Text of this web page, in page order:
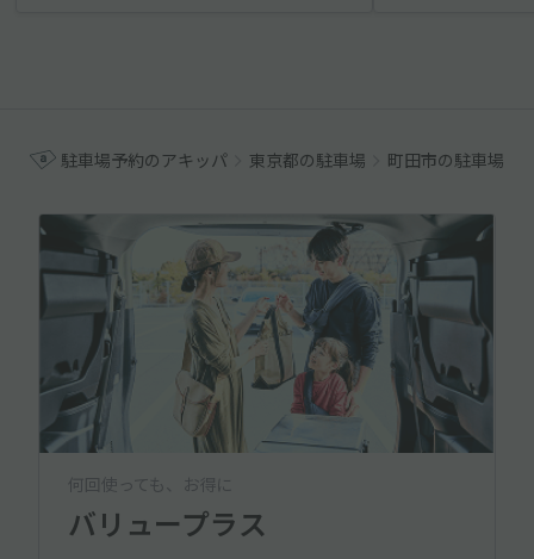
駐車場予約のアキッパ 東京都の駐車場 町田市の駐車場
何回使っても、お得に
バリュープラス